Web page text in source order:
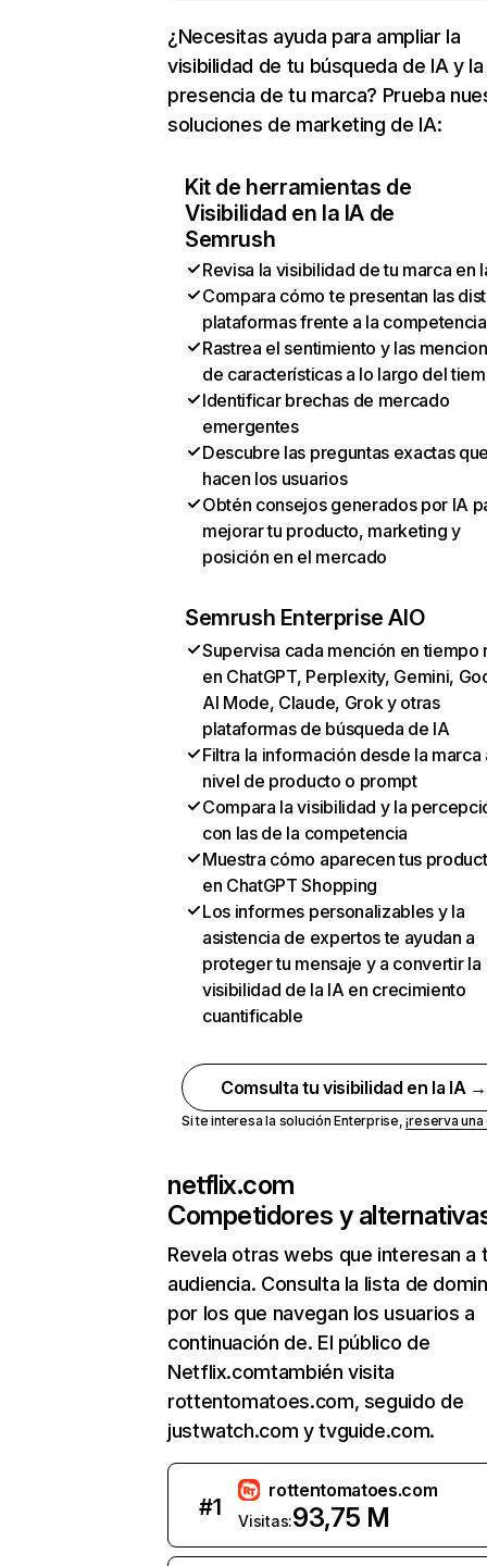
¿Necesitas ayuda para ampliar la
visibilidad de tu búsqueda de IA y la
presencia de tu marca? Prueba
soluciones de marketing de IA:
Kit de herramientas de
Visibilidad en la IA de
Semrush
Revisa la visibilidad de tu marca en
Compara cómo te presentan las
plataformas frente a la competencia
Rastrea el sentimiento y las
de características a lo largo del
Identificar brechas de mercado
emergentes
Descubre las preguntas exactas
hacen los usuarios
Obtén consejos generados por IA
mejorar tu producto, marketing y
posición en el mercado
Semrush Enterprise AIO
Supervisa cada mención en tiempo
en ChatGPT, Perplexity, Gemini,
AI Mode, Claude, Grok y otras
plataformas de búsqueda de IA
Filtra la información desde la marca
nivel de producto o prompt
Compara la visibilidad y la
con las de la competencia
Muestra cómo aparecen tus
en ChatGPT Shopping
Los informes personalizables y la
asistencia de expertos te ayudan a
proteger tu mensaje y a convertir la
visibilidad de la IA en crecimiento
cuantificable
Comsulta tu visibilidad en la IA →
Si te interesa la solución Enterprise,¡reserva
netflix.com
Competidores y
Revela otras webs que interesan a
audiencia. Consulta la lista de
por los que navegan los usuarios a
continuación de. El público de
Netflix.comtambién visita
rottentomatoes.com, seguido de
justwatch.com y tvguide.com.
#1
rottentomatoes.com
Visitas:93,75 M